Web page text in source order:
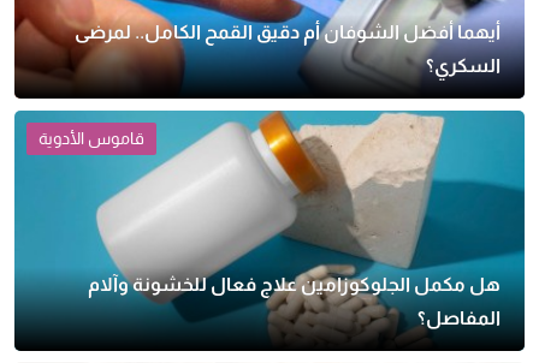
أيهما أفضل الشوفان أم دقيق القمح الكامل.. لمرضى
السكري؟
قاموس الأدوية
هل مكمل الجلوكوزامين علاج فعال للخشونة وآلام
المفاصل؟